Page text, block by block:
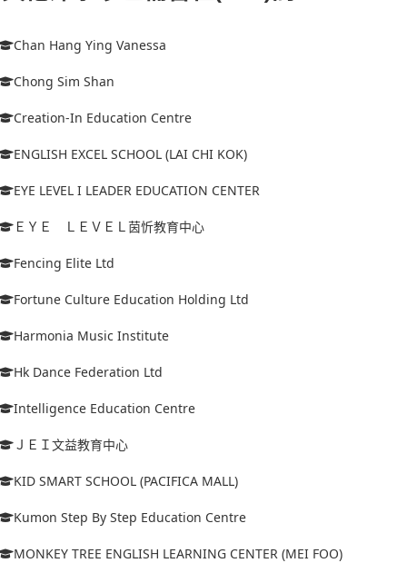
Chan Hang Ying Vanessa
Chong Sim Shan
Creation-In Education Centre
ENGLISH EXCEL SCHOOL (LAI CHI KOK)
EYE LEVEL I LEADER EDUCATION CENTER
ＥＹＥ ＬＥＶＥＬ茵忻教育中心
Fencing Elite Ltd
Fortune Culture Education Holding Ltd
Harmonia Music Institute
Hk Dance Federation Ltd
Intelligence Education Centre
ＪＥＩ文益教育中心
KID SMART SCHOOL (PACIFICA MALL)
Kumon Step By Step Education Centre
MONKEY TREE ENGLISH LEARNING CENTER (MEI FOO)